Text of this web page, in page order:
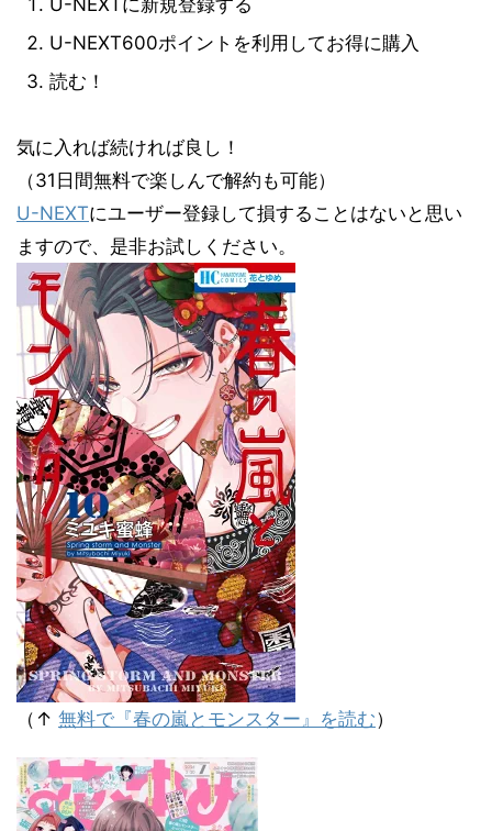
U-NEXTに新規登録する
U-NEXT600ポイントを利用してお得に購入
読む！
気に入れば続ければ良し！
（31日間無料で楽しんで解約も可能）
U-NEXTにユーザー登録して損することはないと思い
ますので、是非お試しください。
（↑ 無料で『春の嵐とモンスター』を読む）